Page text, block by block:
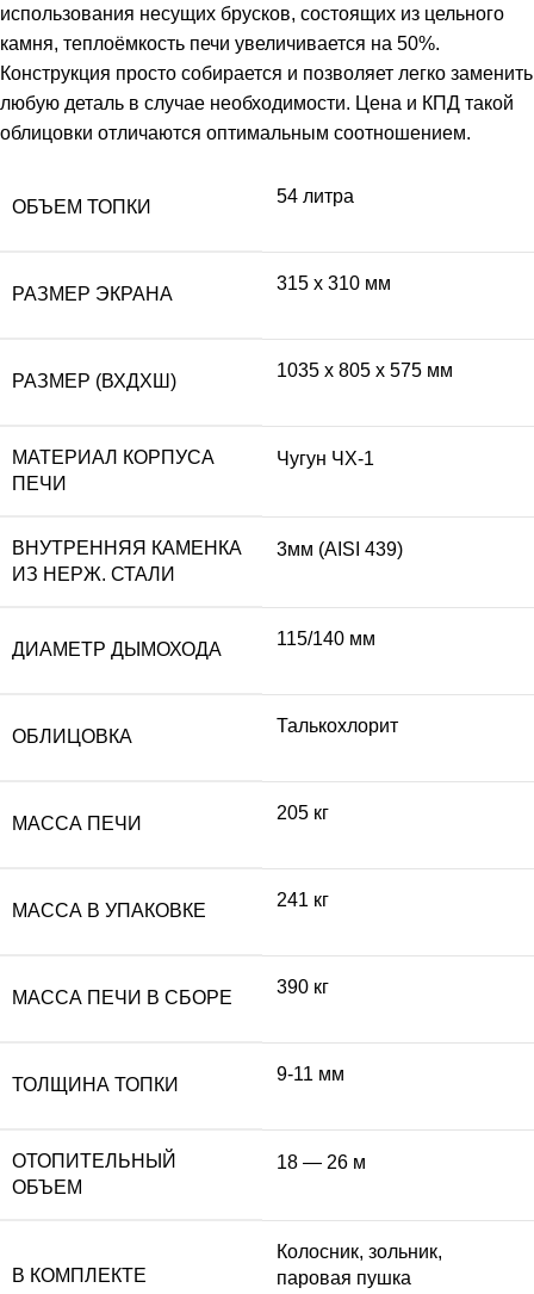
использования несущих брусков, состоящих из цельного
камня, теплоёмкость печи увеличивается на 50%.
Конструкция просто собирается и позволяет легко заменить
любую деталь в случае необходимости. Цена и КПД такой
облицовки отличаются оптимальным соотношением.
ОБЪЕМ ТОПКИ
54 литра
РАЗМЕР ЭКРАНА
315 х 310 мм
РАЗМЕР (ВХДХШ)
1035 х 805 х 575 мм
МАТЕРИАЛ КОРПУСА
ПЕЧИ
Чугун ЧХ-1
ВНУТРЕННЯЯ КАМЕНКА
ИЗ НЕРЖ. СТАЛИ
3мм (AISI 439)
ДИАМЕТР ДЫМОХОДА
115/140 мм
ОБЛИЦОВКА
Талькохлорит
МАССА ПЕЧИ
205 кг
МАССА В УПАКОВКЕ
241 кг
МАССА ПЕЧИ В СБОРЕ
390 кг
ТОЛЩИНА ТОПКИ
9-11 мм
ОТОПИТЕЛЬНЫЙ
ОБЪЕМ
18 — 26 м
В КОМПЛЕКТЕ
Колосник, зольник,
паровая пушка